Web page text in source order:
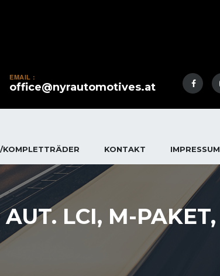
EMAIL :
office@nyrautomotives.at
KOMPLETTRÄDER KONTAKT IMPRESSUM
LCI, M-PAKET,